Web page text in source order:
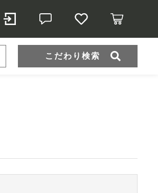
こだわり検索